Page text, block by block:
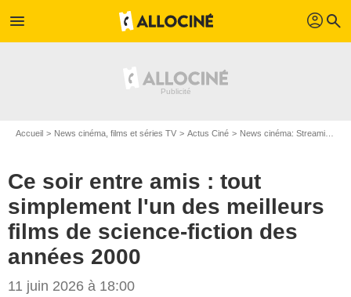
menu profil search
Accueil News cinéma, films et séries TV Actus Ciné News cinéma: Streaming
Ce soir entre amis : tout
simplement l'un des meilleurs
films de science-fiction des
années 2000
11 juin 2026 à 18:00